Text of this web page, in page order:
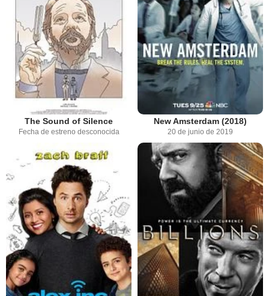
The Sound of Silence
Fecha de estreno desconocida
New Amsterdam (2018)
20 de junio de 2019